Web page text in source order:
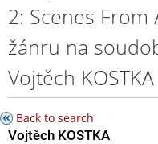
2: Scenes
žánru na
Vojtěch KOSTKA
Back to search
Vojtěch KOSTKA